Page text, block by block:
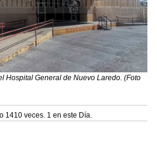
Hospital General de Nuevo Laredo. (Foto
1410 veces. 1 en este Día.